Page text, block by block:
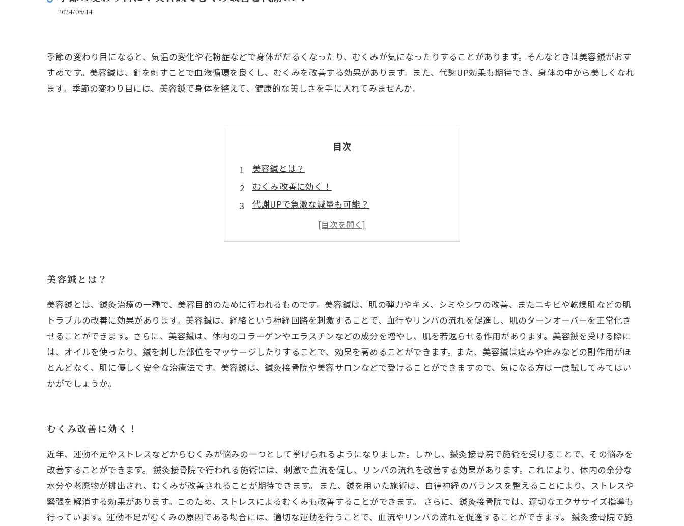
2024/05/14
季節の変わり目になると、気温の変化や花粉症などで身体がだるくなったり、むくみが気になったりすることがあります。そんなときは美容鍼がおす
すめです。美容鍼は、針を刺すことで血液循環を良くし、むくみを改善する効果があります。また、代謝UP効果も期待でき、身体の中から美しくなれ
ます。季節の変わり目には、美容鍼で身体を整えて、健康的な美しさを手に入れてみませんか。
目次
美容鍼とは？
むくみ改善に効く！
代謝UPで急激な減量も可能？
美容鍼でリラックスタイムを過ごす方法
美容鍼の適応症状
美容鍼とは？
美容鍼とは、鍼灸治療の一種で、美容目的のために行われるものです。美容鍼は、肌の弾力やキメ、シミやシワの改善、またニキビや乾燥肌などの肌
トラブルの改善に効果があります。美容鍼は、経絡という神経回路を刺激することで、血行やリンパの流れを促進し、肌のターンオーバーを正常化さ
せることができます。さらに、美容鍼は、体内のコラーゲンやエラスチンなどの成分を増やし、肌を若返らせる作用があります。美容鍼を受ける際に
は、オイルを使ったり、鍼を刺した部位をマッサージしたりすることで、効果を高めることができます。また、美容鍼は痛みや痒みなどの副作用がほ
とんどなく、肌に優しく安全な治療法です。美容鍼は、鍼灸接骨院や美容サロンなどで受けることができますので、気になる方は一度試してみてはい
かがでしょうか。
むくみ改善に効く！
近年、運動不足やストレスなどからむくみが悩みの一つとして挙げられるようになりました。しかし、鍼灸接骨院で施術を受けることで、その悩みを
改善することができます。 鍼灸接骨院で行われる施術には、刺激で血流を促し、リンパの流れを改善する効果があります。これにより、体内の余分な
水分や老廃物が排出され、むくみが改善されることが期待できます。 また、鍼を用いた施術は、自律神経のバランスを整えることにより、ストレスや
緊張を解消する効果があります。このため、ストレスによるむくみも改善することができます。 さらに、鍼灸接骨院では、適切なエクササイズ指導も
行っています。運動不足がむくみの原因である場合には、適切な運動を行うことで、血流やリンパの流れを促進することができます。 鍼灸接骨院で施